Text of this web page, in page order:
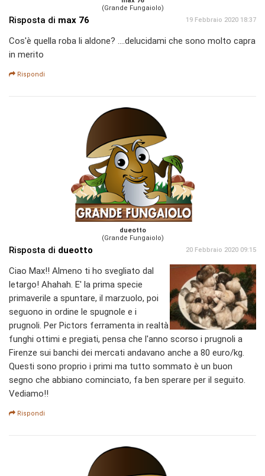
(Grande Fungaiolo)
Risposta di max 76 19 Febbraio 2020 18:37
Cos'è quella roba li aldone? ....delucidami che sono molto capra
in merito
Rispondi
dueotto
(Grande Fungaiolo)
Risposta di dueotto 20 Febbraio 2020 09:15
Ciao Max!! Almeno ti ho svegliato dal
letargo! Ahahah. E' la prima specie
primaverile a spuntare, il marzuolo, poi
seguono in ordine le spugnole e i
prugnoli. Per Pictors ferramenta in realtà
funghi ottimi e pregiati, pensa che l'anno scorso i prugnoli a
Firenze sui banchi dei mercati andavano anche a 80 euro/kg.
Questi sono proprio i primi ma tutto sommato è un buon
segno che abbiano cominciato, fa ben sperare per il seguito.
Vediamo!!
Rispondi